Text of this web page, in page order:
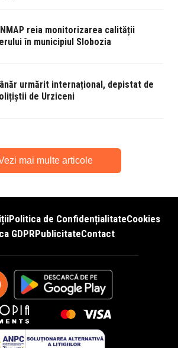
reia monitorizarea calității
în municipiul Slobozia
urmărit internațional, depistat de
de Urziceni
mai multe articole
Politica de ConfidențialitateCookies
GDPRPublicitateContact